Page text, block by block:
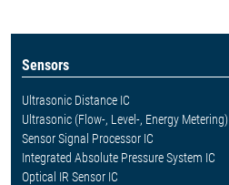
Sensors
Ultrasonic Distance IC
Ultrasonic (Flow-, Level-, Energy Metering)
Sensor Signal Processor IC
Integrated Absolute Pressure System IC
Optical IR Sensor IC